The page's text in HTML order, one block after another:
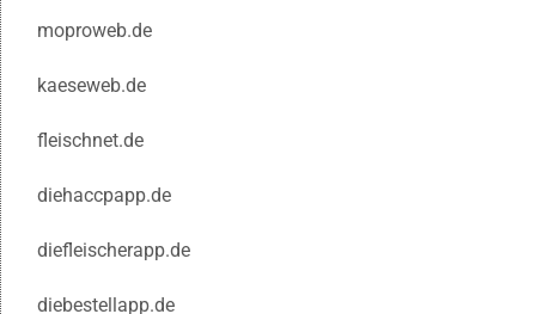
moproweb.de
kaeseweb.de
fleischnet.de
diehaccpapp.de
diefleischerapp.de
diebestellapp.de